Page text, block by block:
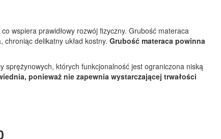
wspiera prawidłowy rozwój fizyczny. Grubość materaca
delikatny układ kostny. Grubość materaca powinna
których funkcjonalność jest ograniczona niską
ponieważ nie zapewnia wystarczającej trwałości